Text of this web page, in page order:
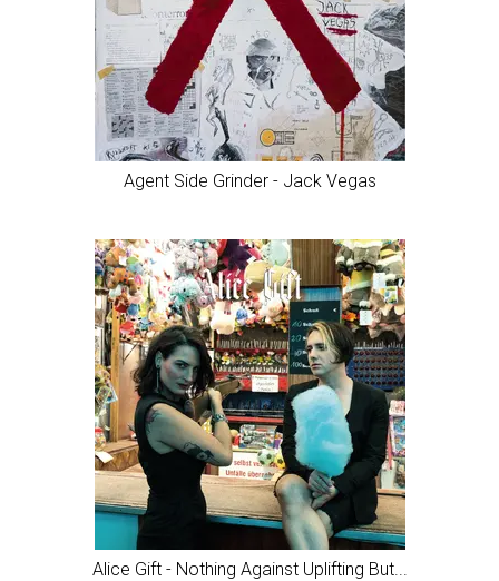
Alice Gift - Nothing Against Uplifting But...